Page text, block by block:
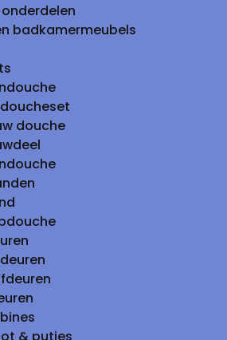
badkamermeubels
douche
& putjes